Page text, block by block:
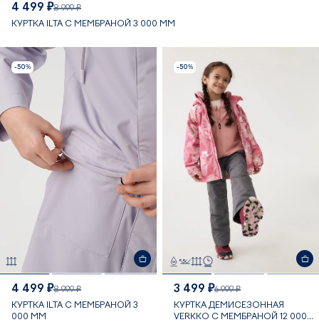
4 499 ₽8 999 ₽
КУРТКА ILTA С МЕМБРАНОЙ 3 000 ММ
-50%
4 499 ₽8 999 ₽
КУРТКА ILTA С МЕМБРАНОЙ 3
000 ММ
-50%
3 499 ₽6 999 ₽
КУРТКА ДЕМИСЕЗОННАЯ
VERKKO С МЕМБРАНОЙ 12 000